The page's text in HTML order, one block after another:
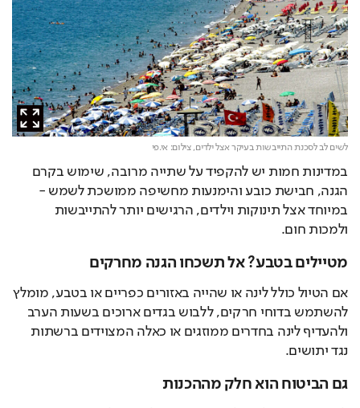
לשים לב לסכנת התייבשות בעיקר אצל ילדים,צילום: אי.פי
ולמכות חום.
מטיילים בטבע? אל תשכחו הגנה מחרקים
אם הטיול כולל לינה או שהייה באזורים כפריים או בטבע, מומלץ
נגד יתושים.
גם הביטוח הוא חלק מההכנות